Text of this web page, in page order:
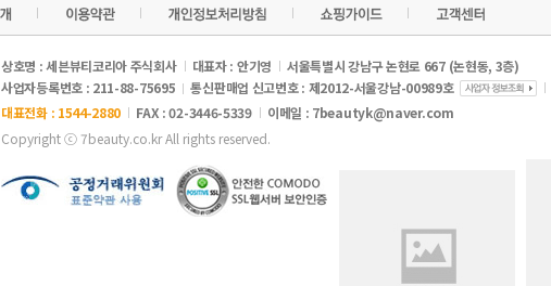
상호명 : 세븐뷰티코리아 주식회사 대표자 : 안기영
서울특별시 강남구 논현로 667 (논현동, 3층)
사업자등록번호 : 211-88-75695
통신판매업 신고번호 : 제2012-서울강남-00989호
대표전화 : 1544-2880
FAX : 02-3446-5339 이메일 : 7beautyk@naver.com
Copyright ⓒ 7beauty.co.kr All rights reserved.